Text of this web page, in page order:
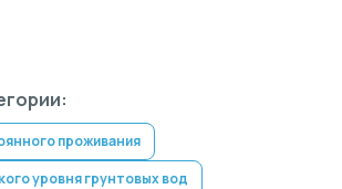
проживания
уровня грунтовых вод